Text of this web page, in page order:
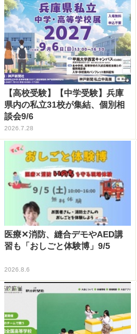
【高校受験】【中学受験】兵庫
県内の私立31校が集結、個別相
談会9/6
2026.7.28
医療✕消防、縫合デモやAED講
習も「おしごと体験博」9/5
2026.8.6